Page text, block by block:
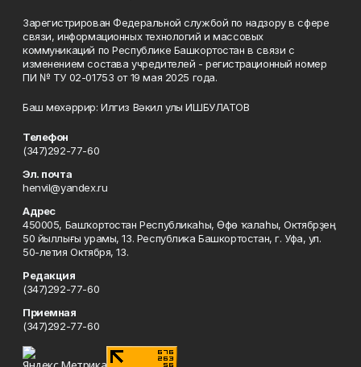
Зарегистрирован Федеральной службой по надзору в сфере
связи, информационных технологий и массовых
коммуникаций по Республике Башкортостан в связи с
изменением состава учредителей - регистрационный номер
ПИ № ТУ 02-01753 от 19 мая 2025 года.
Баш мөхәррир: Илгиз Вәкил улы ИШБУЛАТОВ
Телефон
(347)292-77-60
Эл. почта
henvil@yandex.ru
Адрес
450005, Башҡортостан Республикаһы, Өфө ҡалаһы, Октябрҙең
50 йыллығы урамы, 13. Республика Башкортостан, г. Уфа, ул.
50-летия Октября, 13.
Редакция
(347)292-77-60
Приемная
(347)292-77-60